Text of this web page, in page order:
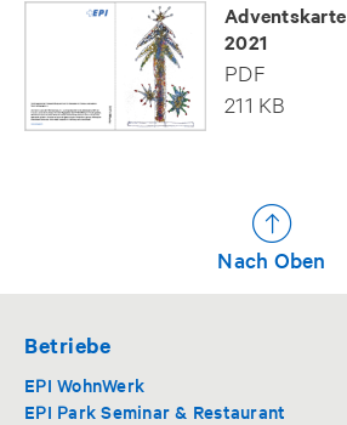
Adventskarte
2021
PDF
211 KB
Nach Oben
Betriebe
EPI WohnWerk
EPI Park Seminar & Restaurant